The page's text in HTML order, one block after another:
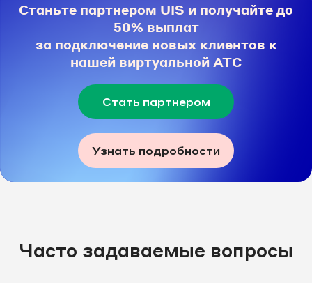
Станьте партнером UIS и получайте до
50% выплат
за подключение новых клиентов к
нашей виртуальной АТС
Стать партнером
Узнать подробности
Часто задаваемые вопросы